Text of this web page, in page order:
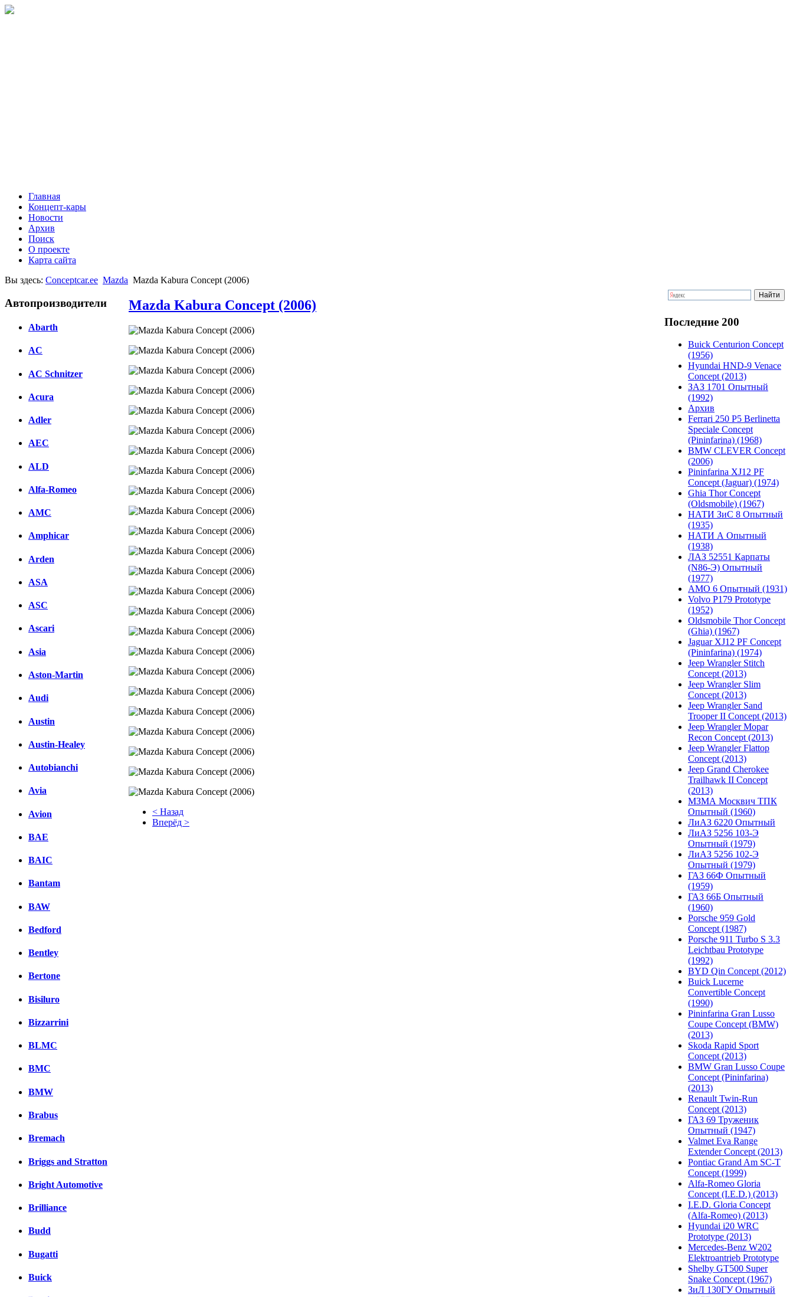
Главная
Концепт-кары
Новости
Архив
Поиск
О проекте
Карта сайта
Вы здесь: Conceptcar.ee Mazda Mazda Kabura Concept (2006)
Автопроизводители
Abarth
AC
AC Schnitzer
Acura
Adler
AEC
ALD
Alfa-Romeo
AMC
Amphicar
Arden
ASA
ASC
Ascari
Asia
Aston-Martin
Audi
Austin
Austin-Healey
Autobianchi
Avia
Avion
BAE
BAIC
Bantam
BAW
Bedford
Bentley
Bertone
Bisiluro
Bizzarrini
BLMC
BMC
BMW
Brabus
Bremach
Briggs and Stratton
Bright Automotive
Brilliance
Budd
Bugatti
Buick
Mazda Kabura Concept (2006)
< Назад
Вперёд >
Последние 200
Buick Centurion Concept
(1956)
Hyundai HND-9 Venace
Concept (2013)
ЗАЗ 1701 Опытный
(1992)
Архив
Ferrari 250 P5 Berlinetta
Speciale Concept
(Pininfarina) (1968)
BMW CLEVER Concept
(2006)
Pininfarina XJ12 PF
Concept (Jaguar) (1974)
Ghia Thor Concept
(Oldsmobile) (1967)
НАТИ ЗиС 8 Опытный
(1935)
НАТИ А Опытный
(1938)
ЛАЗ 52551 Карпаты
(N86-Э) Опытный
(1977)
АМО 6 Опытный (1931)
Volvo P179 Prototype
(1952)
Oldsmobile Thor Concept
(Ghia) (1967)
Jaguar XJ12 PF Concept
(Pininfarina) (1974)
Jeep Wrangler Stitch
Concept (2013)
Jeep Wrangler Slim
Concept (2013)
Jeep Wrangler Sand
Trooper II Concept (2013)
Jeep Wrangler Mopar
Recon Concept (2013)
Jeep Wrangler Flattop
Concept (2013)
Jeep Grand Cherokee
Trailhawk II Concept
(2013)
МЗМА Москвич ТПК
Опытный (1960)
ЛиАЗ 6220 Опытный
ЛиАЗ 5256 103-Э
Опытный (1979)
ЛиАЗ 5256 102-Э
Опытный (1979)
ГАЗ 66Ф Опытный
(1959)
ГАЗ 66Б Опытный
(1960)
Porsche 959 Gold
Concept (1987)
Porsche 911 Turbo S 3.3
Leichtbau Prototype
(1992)
BYD Qin Concept (2012)
Buick Lucerne
Convertible Concept
(1990)
Pininfarina Gran Lusso
Coupe Concept (BMW)
(2013)
Skoda Rapid Sport
Concept (2013)
BMW Gran Lusso Coupe
Concept (Pininfarina)
(2013)
Renault Twin-Run
Concept (2013)
ГАЗ 69 Труженик
Опытный (1947)
Valmet Eva Range
Extender Concept (2013)
Pontiac Grand Am SC-T
Concept (1999)
Alfa-Romeo Gloria
Concept (I.E.D.) (2013)
I.E.D. Gloria Concept
(Alfa-Romeo) (2013)
Hyundai i20 WRC
Prototype (2013)
Mercedes-Benz W202
Elektroantrieb Prototype
Shelby GT500 Super
Snake Concept (1967)
ЗиЛ 130ГУ Опытный